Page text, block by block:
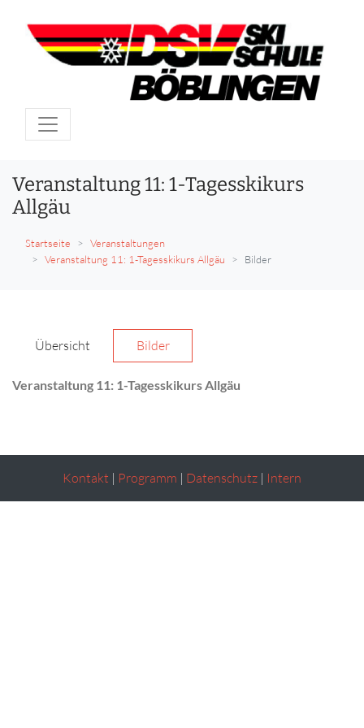
Veranstaltung 11: 1-Tagesskikurs
Allgäu
Startseite
Veranstaltungen
Veranstaltung 11: 1-Tagesskikurs Allgäu
Bilder
Übersicht Bilder
Veranstaltung 11: 1-Tagesskikurs Allgäu
Kontakt | Programm | Datenschutz | Intern